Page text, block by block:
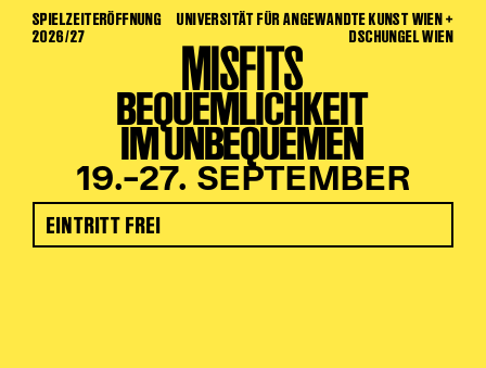
SPIELZEITERÖFFNUNG
2026/27
UNIVERSITÄT FÜR ANGEWANDTE KUNST WIEN +
DSCHUNGEL WIEN
MISFITS
BEQUEMLICHKEIT
IM UNBEQUEMEN
19.–27. SEPTEMBER
EINTRITT FREI